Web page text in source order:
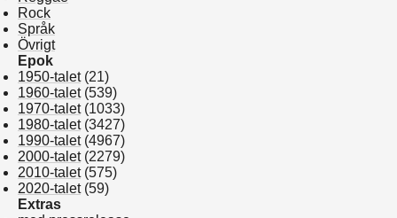
Rock
Språk
Övrigt
Epok
1950-talet(21)
1960-talet(539)
1970-talet(1033)
1980-talet(3427)
1990-talet(4967)
2000-talet(2279)
2010-talet(575)
2020-talet(59)
Extras